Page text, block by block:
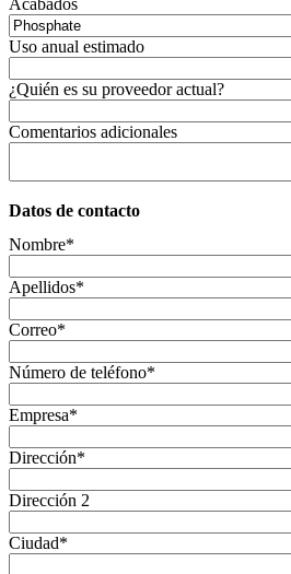
Acabados
Uso anual estimado
¿Quién es su proveedor actual?
Comentarios adicionales
Datos de contacto
Nombre*
Apellidos*
Correo*
Número de teléfono*
Empresa*
Dirección*
Dirección 2
Ciudad*